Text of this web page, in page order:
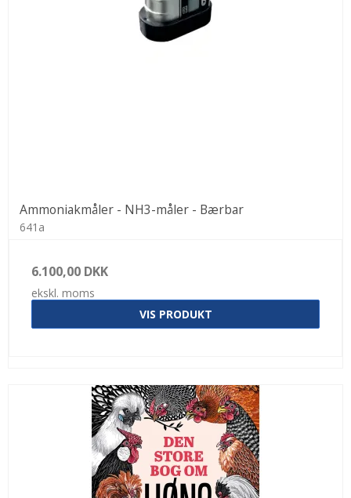
Ammoniakmåler - NH3-måler - Bærbar
641a
6.100,00 DKK
ekskl. moms
VIS PRODUKT